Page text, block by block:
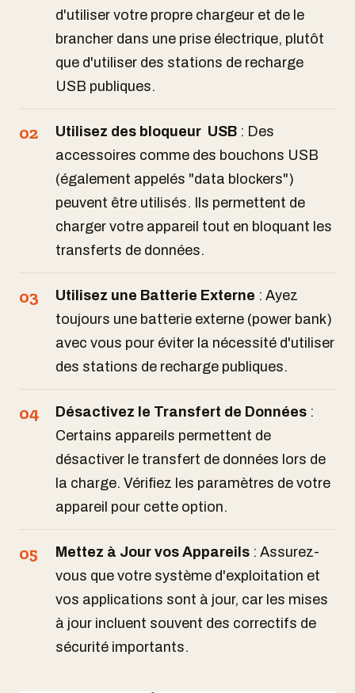
d'utiliser votre propre chargeur et de le
brancher dans une prise électrique, plutôt
que d'utiliser des stations de recharge
USB publiques.
Utilisez des bloqueur USB : Des
accessoires comme des bouchons USB
(également appelés "data blockers")
peuvent être utilisés. Ils permettent de
charger votre appareil tout en bloquant les
transferts de données.
Utilisez une Batterie Externe : Ayez
toujours une batterie externe (power bank)
avec vous pour éviter la nécessité d'utiliser
des stations de recharge publiques.
Désactivez le Transfert de Données :
Certains appareils permettent de
désactiver le transfert de données lors de
la charge. Vérifiez les paramètres de votre
appareil pour cette option.
Mettez à Jour vos Appareils : Assurez-
vous que votre système d'exploitation et
vos applications sont à jour, car les mises
à jour incluent souvent des correctifs de
sécurité importants.